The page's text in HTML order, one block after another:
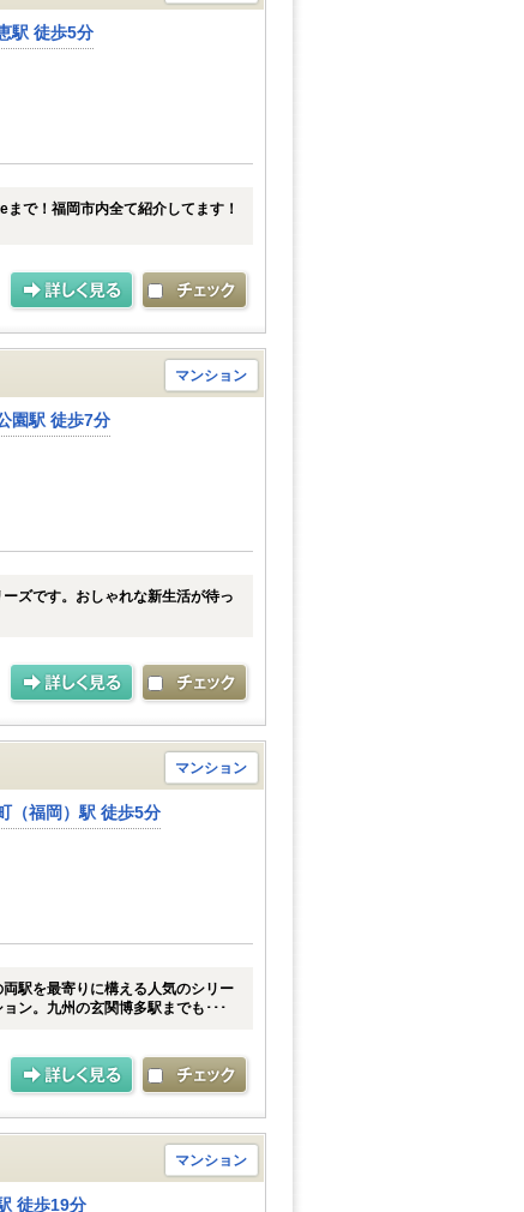
駅 徒歩5分
で！福岡市内全て紹介してます！
マンション
園駅 徒歩7分
ズです。おしゃれな新生活が待っ
マンション
（福岡）駅 徒歩5分
駅を最寄りに構える人気のシリー
ン。九州の玄関博多駅までも･･･
マンション
徒歩19分